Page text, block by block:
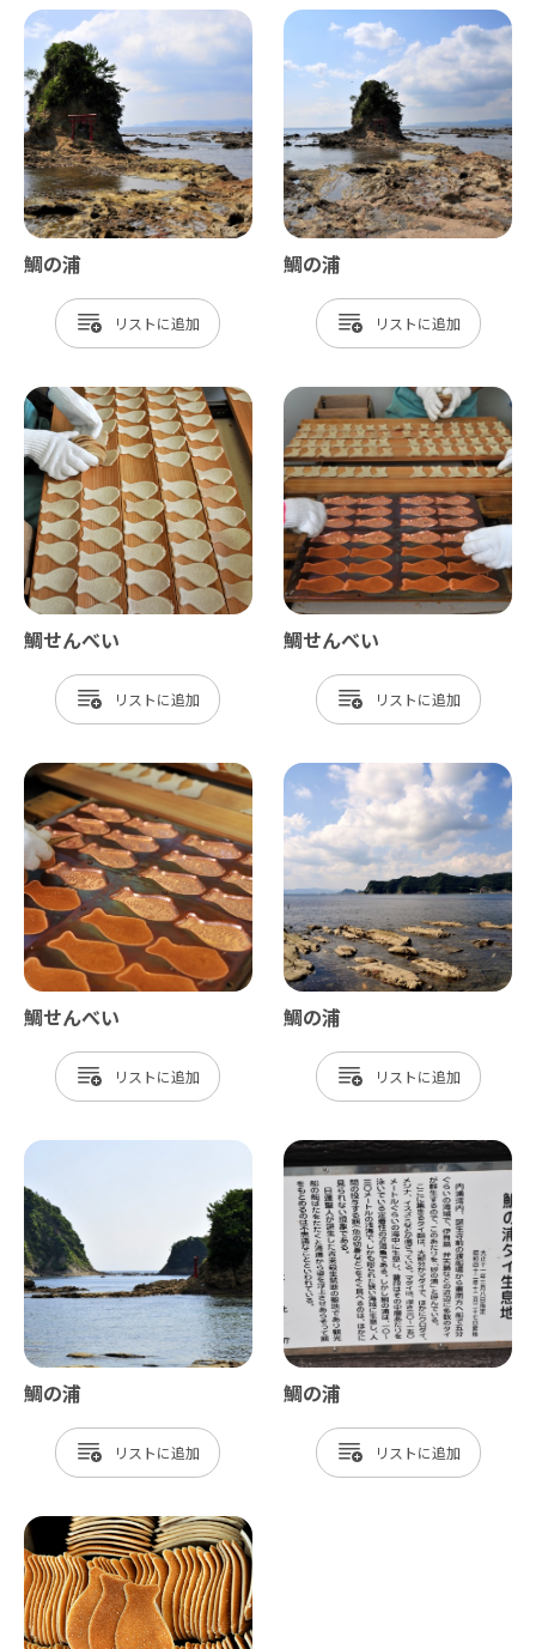
鯛の浦
リスト
鯛の浦
リスト
鯛せんべい
リスト
鯛せんべい
リスト
鯛せんべい
リスト
鯛の浦
リスト
鯛の浦
リスト
鯛の浦
リスト